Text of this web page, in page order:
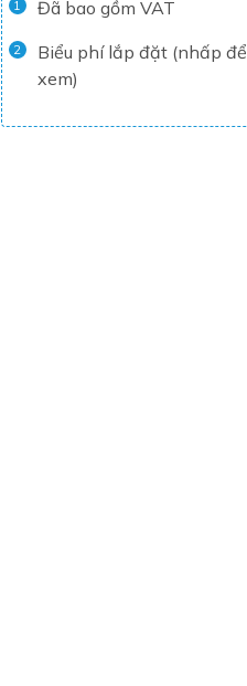
Tủ lạnh
Máy rửa chén
Nồi chiên không dầu
1 Đã bao gồm VAT
2
Biểu phí lắp đặt (nhấp để
xem)